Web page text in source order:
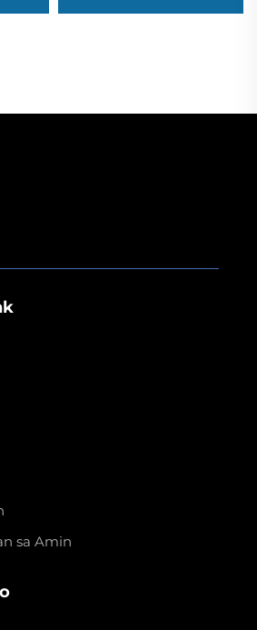
Mataas na Bilis, may
Paggamit sa
sa Amin